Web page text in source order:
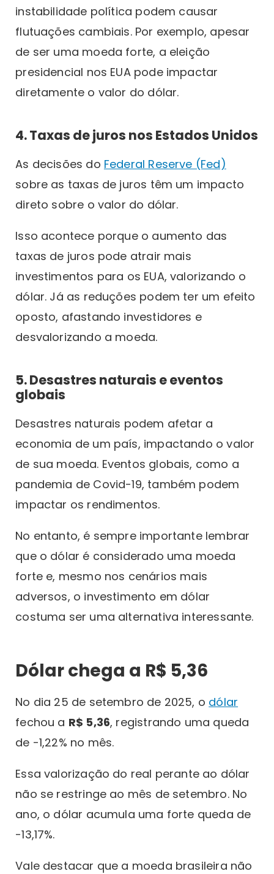
instabilidade política podem causar
flutuações cambiais. Por exemplo, apesar
de ser uma moeda forte, a eleição
presidencial nos EUA pode impactar
diretamente o valor do dólar.
4. Taxas de juros nos Estados Unidos
As decisões do Federal Reserve (Fed)
sobre as taxas de juros têm um impacto
direto sobre o valor do dólar.
Isso acontece porque o aumento das
taxas de juros pode atrair mais
investimentos para os EUA, valorizando o
dólar. Já as reduções podem ter um efeito
oposto, afastando investidores e
desvalorizando a moeda.
5. Desastres naturais e eventos
globais
Desastres naturais podem afetar a
economia de um país, impactando o valor
de sua moeda. Eventos globais, como a
pandemia de Covid-19, também podem
impactar os rendimentos.
No entanto, é sempre importante lembrar
que o dólar é considerado uma moeda
forte e, mesmo nos cenários mais
adversos, o investimento em dólar
costuma ser uma alternativa interessante.
Dólar chega a R$ 5,36
No dia 25 de setembro de 2025, o dólar
fechou a R$ 5,36, registrando uma queda
de -1,22% no mês.
Essa valorização do real perante ao dólar
não se restringe ao mês de setembro. No
ano, o dólar acumula uma forte queda de
-13,17%.
Vale destacar que a moeda brasileira não